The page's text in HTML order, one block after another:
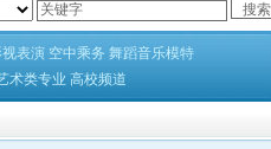
表演 空中乘务 舞蹈音乐模特
术类专业 高校频道